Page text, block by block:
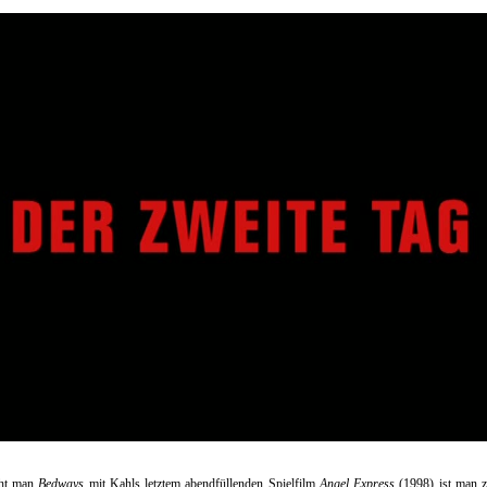
manBedways mit Kahls letztem abendfüllenden SpielfilmAngel Express (1998) ist man